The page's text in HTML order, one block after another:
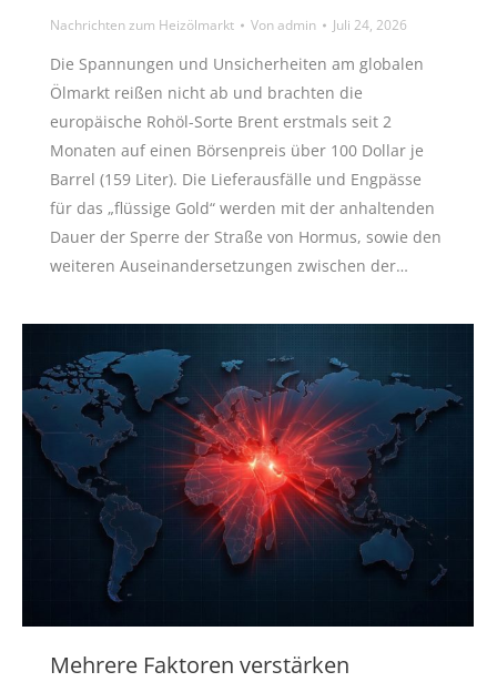
Nachrichten zum Heizölmarkt Vonadmin Juli 24, 2026
Die Spannungen und Unsicherheiten am globalen
Ölmarkt reißen nicht ab und brachten die
europäische Rohöl-Sorte Brent erstmals seit 2
Monaten auf einen Börsenpreis über 100 Dollar je
Barrel (159 Liter). Die Lieferausfälle und Engpässe
für das „flüssige Gold“ werden mit der anhaltenden
Dauer der Sperre der Straße von Hormus, sowie den
weiteren Auseinandersetzungen zwischen der…
Mehrere Faktoren verstärken